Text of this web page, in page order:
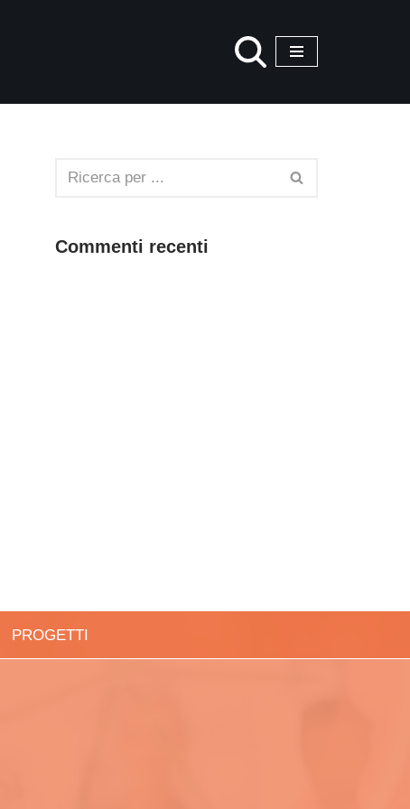
Commenti recenti
PROGETTI